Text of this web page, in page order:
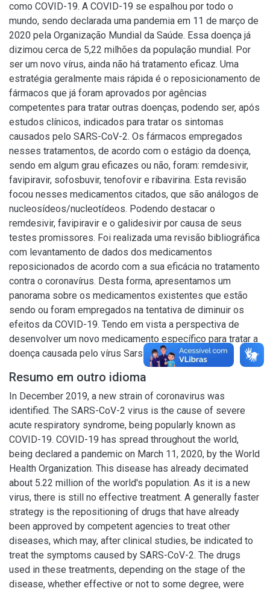
como COVID-19. A COVID-19 se espalhou por todo o
mundo, sendo declarada uma pandemia em 11 de março de
2020 pela Organização Mundial da Saúde. Essa doença já
dizimou cerca de 5,22 milhões da população mundial. Por
ser um novo vírus, ainda não há tratamento eficaz. Uma
estratégia geralmente mais rápida é o reposicionamento de
fármacos que já foram aprovados por agências
competentes para tratar outras doenças, podendo ser, após
estudos clínicos, indicados para tratar os sintomas
causados pelo SARS-CoV-2. Os fármacos empregados
nesses tratamentos, de acordo com o estágio da doença,
sendo em algum grau eficazes ou não, foram: remdesivir,
favipiravir, sofosbuvir, tenofovir e ribavirina. Esta revisão
focou nesses medicamentos citados, que são análogos de
nucleosídeos/nucleotídeos. Podendo destacar o
remdesivir, favipiravir e o galidesivir por causa de seus
testes promissores. Foi realizada uma revisão bibliográfica
com levantamento de dados dos medicamentos
reposicionados de acordo com a sua eficácia no tratamento
contra o coronavírus. Desta forma, apresentamos um
panorama sobre os medicamentos existentes que estão
sendo ou foram empregados na tentativa de diminuir os
efeitos da COVID-19. Tendo em vista a perspectiva de
desenvolver um novo medicamento específico para tratar a
doença causada pelo vírus Sars-CoV-2.
Resumo em outro idioma
In December 2019, a new strain of coronavirus was
identified. The SARS-CoV-2 virus is the cause of severe
acute respiratory syndrome, being popularly known as
COVID-19. COVID-19 has spread throughout the world,
being declared a pandemic on March 11, 2020, by the World
Health Organization. This disease has already decimated
about 5.22 million of the world's population. As it is a new
virus, there is still no effective treatment. A generally faster
strategy is the repositioning of drugs that have already
been approved by competent agencies to treat other
diseases, which may, after clinical studies, be indicated to
treat the symptoms caused by SARS-CoV-2. The drugs
used in these treatments, depending on the stage of the
disease, whether effective or not to some degree, were